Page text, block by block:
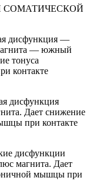
СОМАТИЧЕСКОЙ
дисфункция —
— южный
тонуса
контакте
дисфункция
Дает снижение
при контакте
дисфункции
магнита. Дает
мышцы при